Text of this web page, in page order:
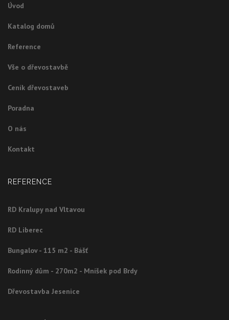
Úvod
Katalog domů
Reference
Vše o dřevostavbě
Ceník dřevostaveb
Poradna
O nás
Kontakt
REFERENCE
RD Kralupy nad Vltavou
RD Liberec
Bungalov - 115 m2 - Bášť
Rodinný dům - 270m2 - Mníšek pod Brdy
Dřevostavba Jesenice